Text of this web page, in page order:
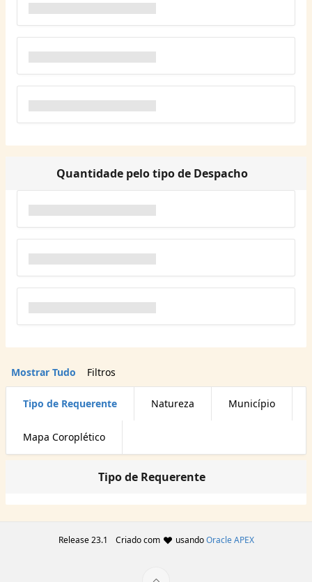
Quantidade pelo tipo de Despacho
Mostrar Tudo Filtros
Tipo de Requerente Natureza Município
Mapa Coroplético
Tipo de Requerente
Release 23.1 Criado com usandoOracle APEX